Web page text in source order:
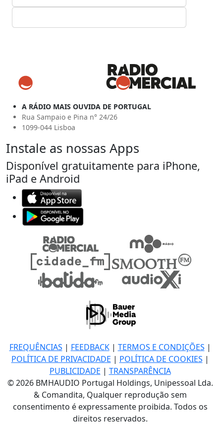
A RÁDIO MAIS OUVIDA DE PORTUGAL
Rua Sampaio e Pina n° 24/26
1099-044 Lisboa
Instale as nossas Apps
Disponível gratuitamente para iPhone,
iPad e Android
FREQUÊNCIAS | FEEDBACK| TERMOS E CONDIÇÕES |
POLÍTICA DE PRIVACIDADE | POLÍTICA DE COOKIES |
PUBLICIDADE | TRANSPARÊNCIA
© 2026 BMHAUDIO Portugal Holdings, Unipessoal Lda.
& Comandita, Qualquer reprodução sem
consentimento é expressamente proibida. Todos os
direitos reservados.